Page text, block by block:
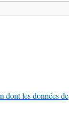
dont les données de